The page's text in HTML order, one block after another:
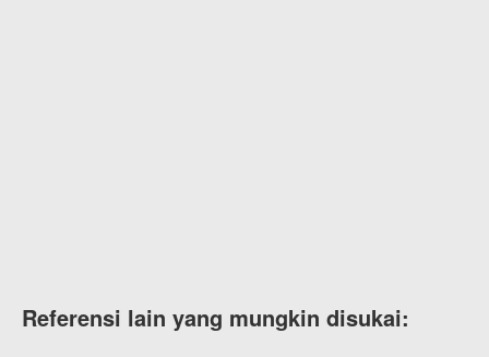
Referensi lain yang mungkin disukai: